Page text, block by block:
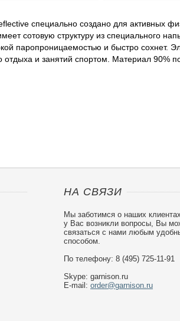
специально создано для активных
сотовую структуру из специального
паропроницаемостью и быстро сохнет.
отдыха и занятий спортом. Материал 90%
НА СВЯЗИ
Мы заботимся о наших
у Вас возникли вопросы, Вы
связаться с нами любым
способом.
По телефону: 8 (495) 725-11-91
Skype: garnison.ru
E-mail: order@garnison.ru